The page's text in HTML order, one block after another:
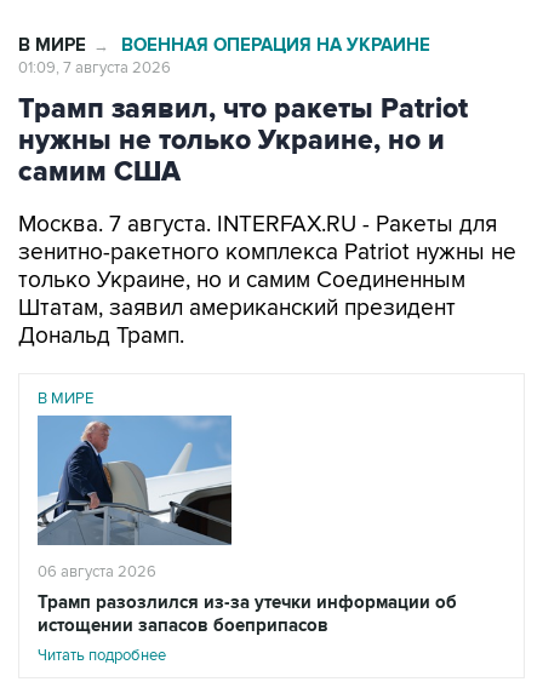
В МИРЕ → ВОЕННАЯ ОПЕРАЦИЯ НА УКРАИНЕ
01:09, 7 августа 2026
Трамп заявил, что ракеты Patriot
нужны не только Украине, но и
самим США
Москва. 7 августа. INTERFAX.RU - Ракеты для
зенитно-ракетного комплекса Patriot нужны не
только Украине, но и самим Соединенным
Штатам, заявил американский президент
Дональд Трамп.
В МИРЕ
06 августа 2026
Трамп разозлился из-за утечки информации об
истощении запасов боеприпасов
Читать подробнее